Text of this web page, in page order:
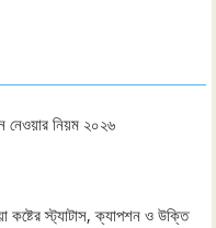
নেওয়ার নিয়ম ২০২৬
কষ্টের স্ট্যাটাস, ক্যাপশন ও উক্তি